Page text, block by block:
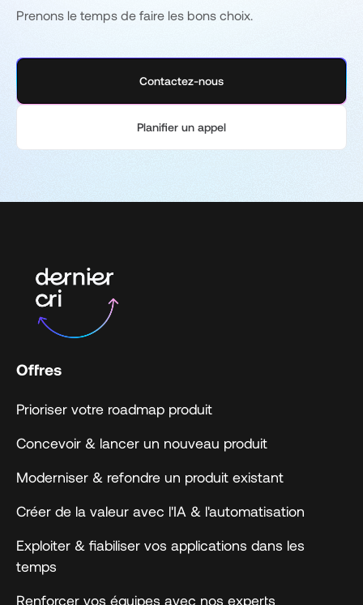
Prenons le temps de faire les bons choix.
Contactez-nous
Planifier un appel
Offres
Prioriser votre roadmap produit
Concevoir & lancer un nouveau produit
Moderniser & refondre un produit existant
Créer de la valeur avec l'IA & l'automatisation
Exploiter & fiabiliser vos applications dans les
temps
Renforcer vos équipes avec nos experts